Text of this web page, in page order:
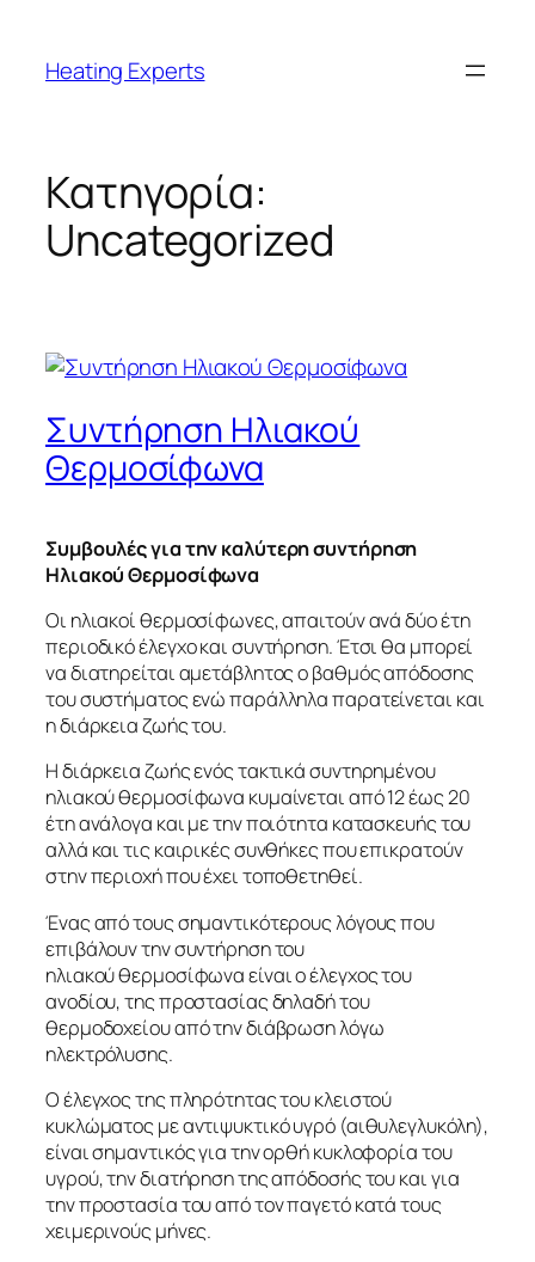
περιεχόμενο
Heating Experts
Κατηγορία:
Uncategorized
Συντήρηση Ηλιακού
Θερμοσίφωνα
Συμβουλές για την καλύτερη συντήρηση
Ηλιακού Θερμοσίφωνα
Oι ηλιακοί θερμοσίφωνες, απαιτούν ανά δύο έτη
περιοδικό έλεγχο και συντήρηση. Έτσι θα μπορεί
να διατηρείται αμετάβλητος ο βαθμός απόδοσης
του συστήματος ενώ παράλληλα παρατείνεται και
η διάρκεια ζωής του.
Η διάρκεια ζωής ενός τακτικά συντηρημένου
ηλιακού θερμοσίφωνα κυμαίνεται από 12 έως 20
έτη ανάλογα και με την ποιότητα κατασκευής του
αλλά και τις καιρικές συνθήκες που επικρατούν
στην περιοχή που έχει τοποθετηθεί.
Ένας από τους σημαντικότερους λόγους που
επιβάλουν την συντήρηση του
ηλιακού θερμοσίφωνα είναι ο έλεγχος του
ανοδίου, της προστασίας δηλαδή του
θερμοδοχείου από την διάβρωση λόγω
ηλεκτρόλυσης.
Ο έλεγχος της πληρότητας του κλειστού
κυκλώματος με αντιψυκτικό υγρό (αιθυλεγλυκόλη),
είναι σημαντικός για την ορθή κυκλοφορία του
υγρού, την διατήρηση της απόδοσής του και για
την προστασία του από τον παγετό κατά τους
χειμερινούς μήνες.